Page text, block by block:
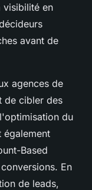
visibilité en
avant de
agences de
de cibler des
du
également
Based
En
de leads,